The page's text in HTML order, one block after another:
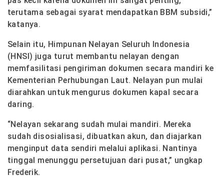
terutama sebagai syarat mendapatkan BBM subsidi,”
katanya.
Selain itu, Himpunan Nelayan Seluruh Indonesia
(HNSI) juga turut membantu nelayan dengan
memfasilitasi pengiriman dokumen secara mandiri ke
Kementerian Perhubungan Laut. Nelayan pun mulai
diarahkan untuk mengurus dokumen kapal secara
daring.
“Nelayan sekarang sudah mulai mandiri. Mereka
sudah disosialisasi, dibuatkan akun, dan diajarkan
menginput data sendiri melalui aplikasi. Nantinya
tinggal menunggu persetujuan dari pusat,” ungkap
Frederik.